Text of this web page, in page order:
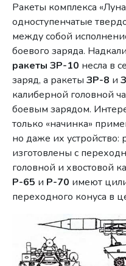
Ракеты комплекса
одноступенчатые
между собой
боевого заряда.
ракеты ЗР-10 несла в
заряд, а ракетыЗР-8 и
калиберной головной
боевым зарядом.
только «начинка»
но даже их
изготовлены с
головной и хвостовой
Р-65 и Р-70 имеют
переходного конуса в